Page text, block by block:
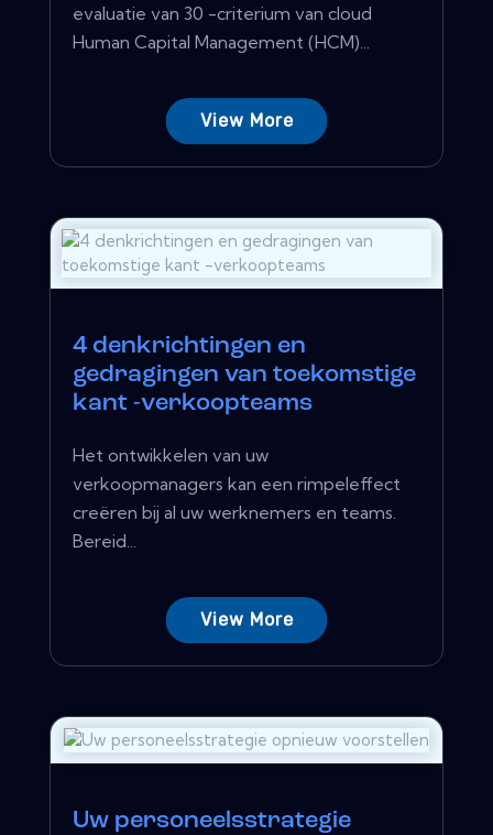
evaluatie van 30 -criterium van cloud
Human Capital Management (HCM)...
View More
4 denkrichtingen en
gedragingen van toekomstige
kant -verkoopteams
Het ontwikkelen van uw
verkoopmanagers kan een rimpeleffect
creëren bij al uw werknemers en teams.
Bereid...
View More
Uw personeelsstrategie